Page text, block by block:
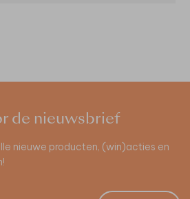
de nieuwsbrief
nieuwe producten, (win)acties en